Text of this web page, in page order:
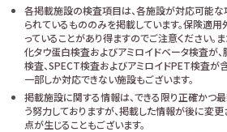
各掲載施設の検査項目は、各施設が対応可能な
られているもののみを掲載しています。保険適
っていることがあり得ますのでご注意ください。
化タウ蛋白検査およびアミロイドベータ検査が
検査、SPECT検査およびアミロイドPET検査が
一部しか対応できない施設もございます。
掲載施設に関する情報は、できる限り正確かつ
う努力しておりますが、掲載した情報が後に変
点が生じることもございます。